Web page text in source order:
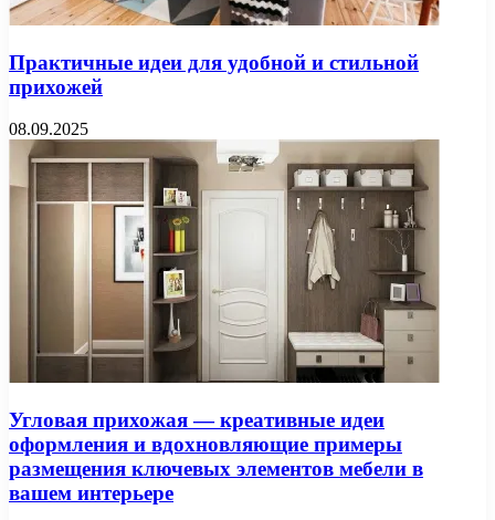
Практичные идеи для удобной и стильной
прихожей
08.09.2025
Угловая прихожая — креативные идеи
оформления и вдохновляющие примеры
размещения ключевых элементов мебели в
вашем интерьере